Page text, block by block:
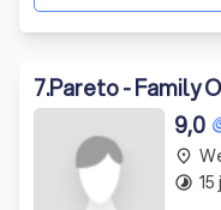
7.Pareto - Family
9,0
place
timelapse